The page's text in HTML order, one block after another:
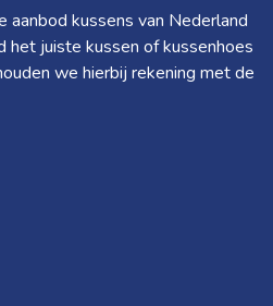
kussens van Nederland
het juiste kussen of kussenhoes
we hierbij rekening met de